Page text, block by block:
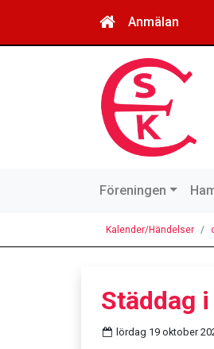
Anmälan
Föreningen
Kalender/Händelser
Städdag
lördag 19 oktober